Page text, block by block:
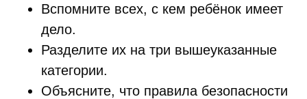
Вспомните всех, с кем ребёнок имеет
дело.
Разделите их на три вышеуказанные
категории.
Объясните, что правила безопасности